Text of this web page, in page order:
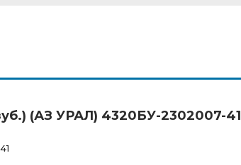
(АЗ УРАЛ) 4320БУ-2302007-41